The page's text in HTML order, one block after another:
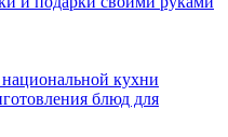
кухни
блюд для